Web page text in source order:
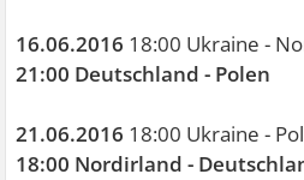
16.06.2016 18:00 Ukraine -
21:00 Deutschland - Polen
21.06.2016 18:00 Ukraine -
18:00 Nordirland -